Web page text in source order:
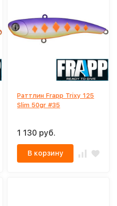
Раттлин Frapp Trixy 125
Slim 50gr #35
1 130 руб.
В корзину